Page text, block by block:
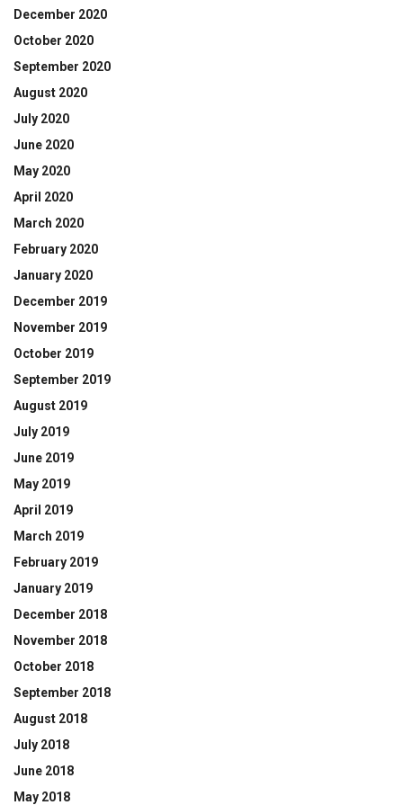
December 2020
October 2020
September 2020
August 2020
July 2020
June 2020
May 2020
April 2020
March 2020
February 2020
January 2020
December 2019
November 2019
October 2019
September 2019
August 2019
July 2019
June 2019
May 2019
April 2019
March 2019
February 2019
January 2019
December 2018
November 2018
October 2018
September 2018
August 2018
July 2018
June 2018
May 2018